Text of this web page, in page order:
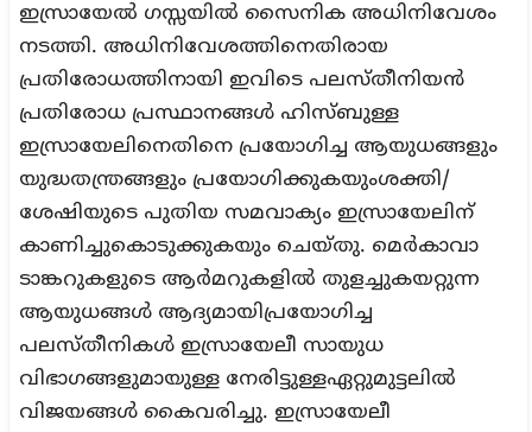
ഇസ്രായേല്‍ ഗസ്സയില്‍ സൈനിക അധിനിവേശം
നടത്തി. അധിനിവേശത്തിനെതിരായ
പ്രതിരോധത്തിനായി ഇവിടെ പലസ്തീനിയന്‍
പ്രതിരോധ പ്രസ്ഥാനങ്ങള്‍ ഹിസ്ബുള്ള
ഇസ്രായേലിനെതിനെ പ്രയോഗിച്ച ആയുധങ്ങളും
യുദ്ധതന്ത്രങ്ങളും പ്രയോഗിക്കുകയുംശക്തി/
ശേഷിയുടെ പുതിയ സമവാക്യം ഇസ്രായേലിന്
കാണിച്ചുകൊടുക്കുകയും ചെയ്തു. മെര്‍കാവാ
ടാങ്കറുകളുടെ ആര്‍മറുകളില്‍ തുളച്ചുകയറ്റുന്ന
ആയുധങ്ങള്‍ ആദ്യമായിപ്രയോഗിച്ച
പലസ്തീനികള്‍ ഇസ്രായേലീ സായുധ
വിഭാഗങ്ങളുമായുള്ള നേരിട്ടുള്ളഏറ്റുമുട്ടലില്‍
വിജയങ്ങള്‍ കൈവരിച്ചു. ഇസ്രായേലീ